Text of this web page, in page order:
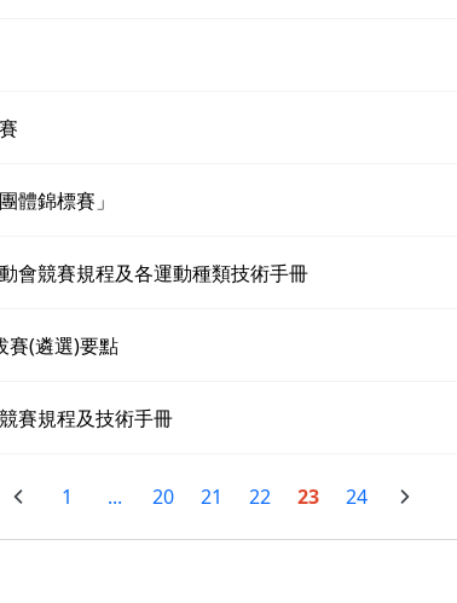
體錦標賽」
會競賽規程及各運動種類技術手冊
賽(遴選)要點
賽規程及技術手冊
1 ... 20 21 22 23 24